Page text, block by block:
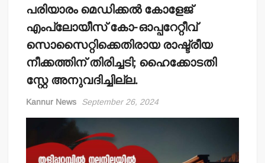
പരിയാരം മെഡിക്കല്‍ കോളേജ്
എംപ്ലോയീസ് കോ-ഓപ്പറേറ്റീവ്
സൊസൈറ്റിക്കെതിരായ രാഷ്ട്രീയ
നീക്കത്തിന് തിരിച്ചടി; ഹൈക്കോടതി
സ്റ്റേ അനുവദിച്ചില്ല.
Kannur News September 26, 2024